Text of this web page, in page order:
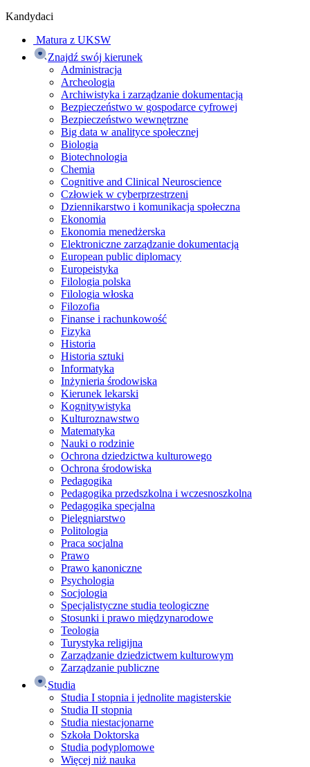
Kandydaci
Matura z UKSW
Znajdź swój kierunek
Administracja
Archeologia
Archiwistyka i zarządzanie dokumentacją
Bezpieczeństwo w gospodarce cyfrowej
Bezpieczeństwo wewnętrzne
Big data w analityce społecznej
Biologia
Biotechnologia
Chemia
Cognitive and Clinical Neuroscience
Człowiek w cyberprzestrzeni
Dziennikarstwo i komunikacja społeczna
Ekonomia
Ekonomia menedżerska
Elektroniczne zarządzanie dokumentacją
European public diplomacy
Europeistyka
Filologia polska
Filologia włoska
Filozofia
Finanse i rachunkowość
Fizyka
Historia
Historia sztuki
Informatyka
Inżynieria środowiska
Kierunek lekarski
Kognitywistyka
Kulturoznawstwo
Matematyka
Nauki o rodzinie
Ochrona dziedzictwa kulturowego
Ochrona środowiska
Pedagogika
Pedagogika przedszkolna i wczesnoszkolna
Pedagogika specjalna
Pielęgniarstwo
Politologia
Praca socjalna
Prawo
Prawo kanoniczne
Psychologia
Socjologia
Specjalistyczne studia teologiczne
Stosunki i prawo międzynarodowe
Teologia
Turystyka religijna
Zarządzanie dziedzictwem kulturowym
Zarządzanie publiczne
Studia
Studia I stopnia i jednolite magisterskie
Studia II stopnia
Studia niestacjonarne
Szkoła Doktorska
Studia podyplomowe
Więcej niż nauka